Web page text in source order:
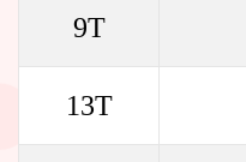
9T
13T